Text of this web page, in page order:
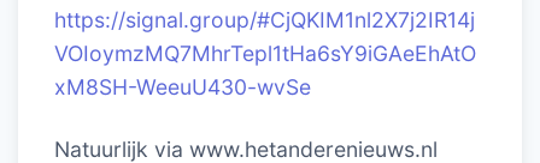
https://signal.group/#CjQKIM1nl2X7j2IR14j
VOIoymzMQ7MhrTepl1tHa6sY9iGAeEhAtO
xM8SH-WeeuU430-wvSe
Natuurlijk via www.hetanderenieuws.nl